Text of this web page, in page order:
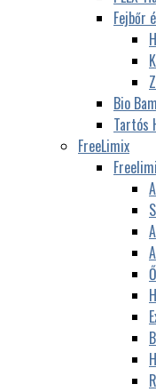
Fejbőr
Bio
Tartós
FreeLimix